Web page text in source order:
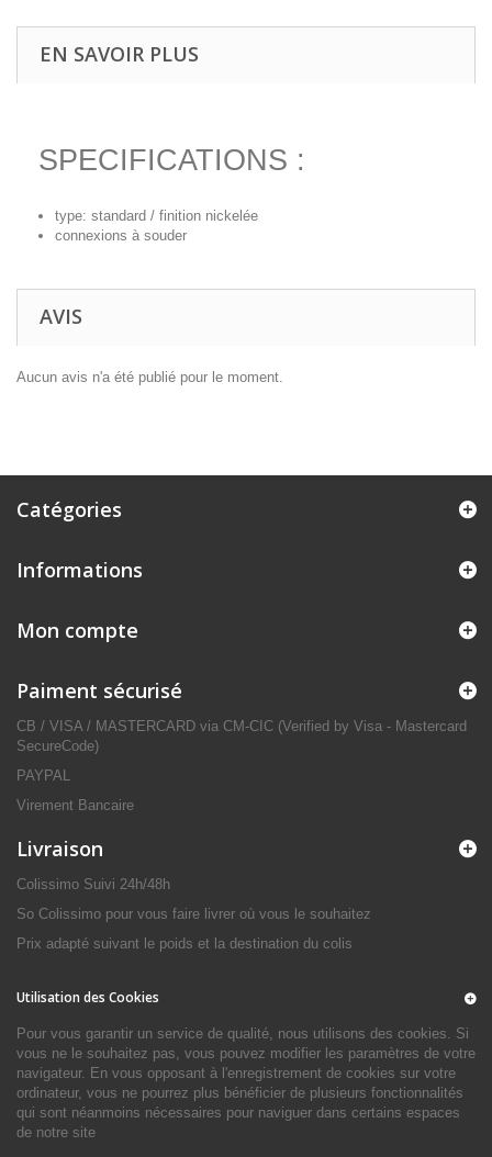
EN SAVOIR PLUS
SPECIFICATIONS :
type: standard / finition nickelée
connexions à souder
AVIS
Aucun avis n'a été publié pour le moment.
Catégories
Informations
Mon compte
Paiment sécurisé
CB / VISA / MASTERCARD via CM-CIC (Verified by Visa - Mastercard
SecureCode)
PAYPAL
Virement Bancaire
Livraison
Colissimo Suivi 24h/48h
So Colissimo pour vous faire livrer où vous le souhaitez
Prix adapté suivant le poids et la destination du colis
Utilisation des Cookies
Pour vous garantir un service de qualité, nous utilisons des cookies. Si
vous ne le souhaitez pas, vous pouvez modifier les paramètres de votre
navigateur. En vous opposant à l'enregistrement de cookies sur votre
ordinateur, vous ne pourrez plus bénéficier de plusieurs fonctionnalités
qui sont néanmoins nécessaires pour naviguer dans certains espaces
de notre site